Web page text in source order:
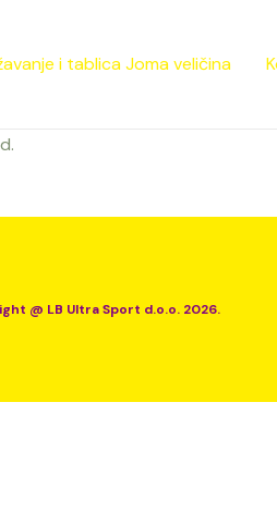
i tablica Joma veličina
@ LB Ultra Sport d.o.o. 2026.